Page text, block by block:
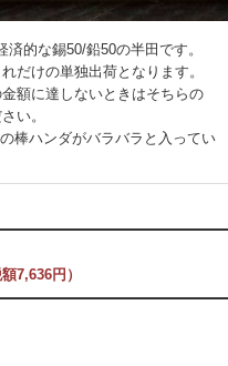
的な錫50/鉛50の半田です。
だけの単独出荷となります。
額に達しないときはそちらの
い。
ハンダがバラバラと入ってい
7,636円）